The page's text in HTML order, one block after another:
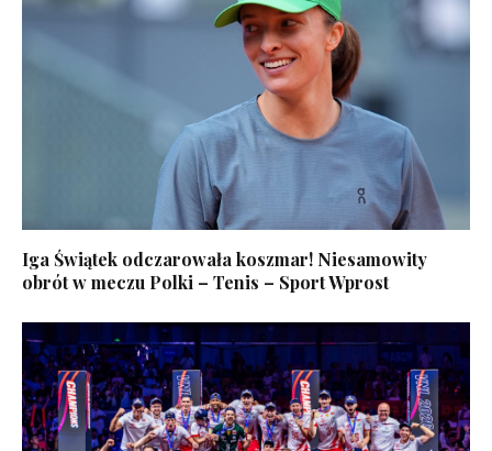
Iga Świątek odczarowała koszmar! Niesamowity
obrót w meczu Polki – Tenis – Sport Wprost